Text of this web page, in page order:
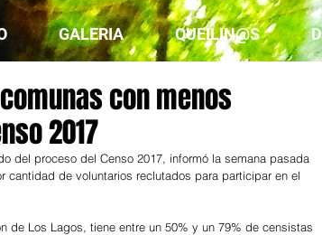
GALERIA QUEILIN@S
con menos
2017
del proceso del Censo 2017, informó la semana pasada
cantidad de voluntarios reclutados para participar en el
de Los Lagos, tiene entre un 50% y un 79% de censistas